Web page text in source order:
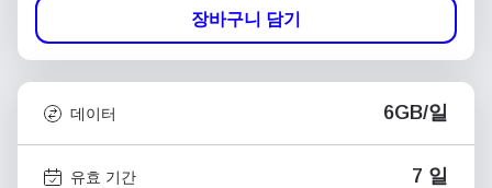
장바구니 담기
데이터 6GB/일
유효 기간 7 일